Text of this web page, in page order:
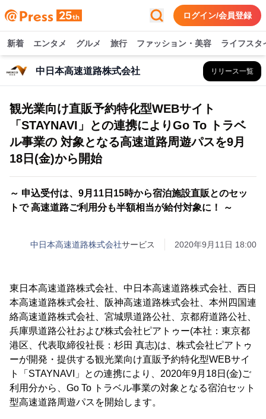
ログイン/会員登録
新着 エンタメ グルメ 旅行 ファッション・美容 ライフスタ
中日本高速道路株式会社 リリース一覧
観光業向け直販予約特化型WEBサイト
「STAYNAVI」との連携によりGo To トラベ
ル事業の 対象となる高速道路周遊パスを9月
18日(金)から開始
～ 申込受付は、9月11日15時から宿泊施設直販とのセッ
トで 高速道路ご利用分も半額相当が給付対象に！ ～
中日本高速道路株式会社サービス 2020年9月11日 18:00
東日本高速道路株式会社、中日本高速道路株式会社、西日
本高速道路株式会社、阪神高速道路株式会社、本州四国連
絡高速道路株式会社、宮城県道路公社、京都府道路公社、
兵庫県道路公社および株式会社ピアトゥー(本社：東京都
港区、代表取締役社長：杉田 真志)は、株式会社ピアトゥ
ーが開発・提供する観光業向け直販予約特化型WEBサイ
ト「STAYNAVI」との連携により、2020年9月18日(金)ご
利用分から、Go To トラベル事業の対象となる宿泊セット
型高速道路周遊パスを開始します。